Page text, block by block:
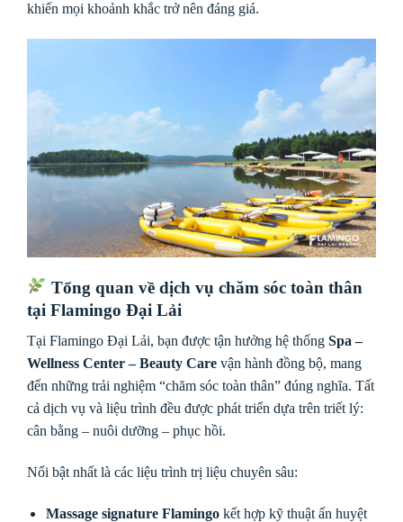
khiến mọi khoảnh khắc trở nên đáng giá.
Tổng quan về dịch vụ chăm sóc toàn thân
tại Flamingo Đại Lải
Tại Flamingo Đại Lải, bạn được tận hưởng hệ thống Spa –
Wellness Center – Beauty Care vận hành đồng bộ, mang
đến những trải nghiệm “chăm sóc toàn thân” đúng nghĩa. Tất
cả dịch vụ và liệu trình đều được phát triển dựa trên triết lý:
cân bằng – nuôi dưỡng – phục hồi.
Nổi bật nhất là các liệu trình trị liệu chuyên sâu:
Massage signature Flamingokết hợp kỹ thuật ấn huyệt